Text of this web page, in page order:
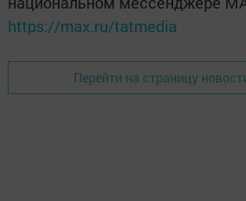
https://max.ru/tatmedia
Перейти на страницу